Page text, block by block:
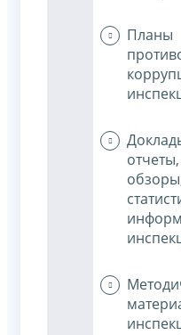
Планы
отчеты,